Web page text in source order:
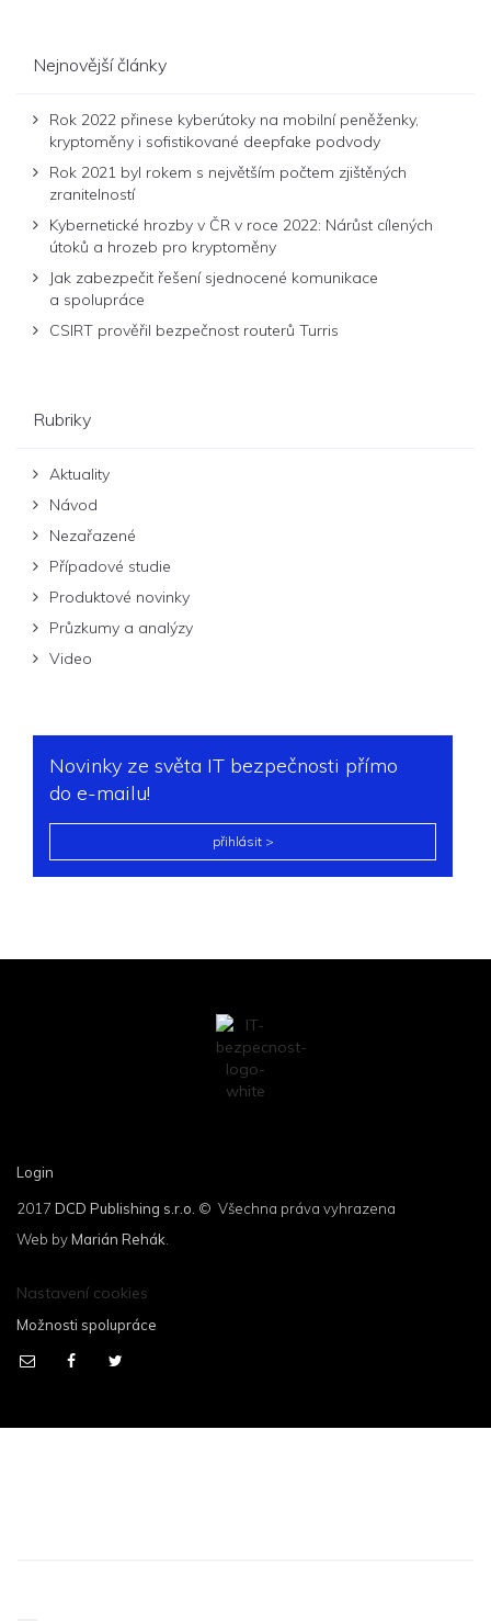
Nejnovější články
Rok 2022 přinese kyberútoky na mobilní peněženky,
kryptoměny i sofistikované deepfake podvody
Rok 2021 byl rokem s největším počtem zjištěných
zranitelností
Kybernetické hrozby v ČR v roce 2022: Nárůst cílených
útoků a hrozeb pro kryptoměny
Jak zabezpečit řešení sjednocené komunikace
a spolupráce
CSIRT prověřil bezpečnost routerů Turris
Rubriky
Aktuality
Návod
Nezařazené
Případové studie
Produktové novinky
Průzkumy a analýzy
Video
Novinky ze světa IT bezpečnosti přímo
do e-mailu!
přihlásit >
Login
2017 DCD Publishing s.r.o. © Všechna práva vyhrazena
Web byMarián Rehák
Nastavení cookies
Možnosti spolupráce